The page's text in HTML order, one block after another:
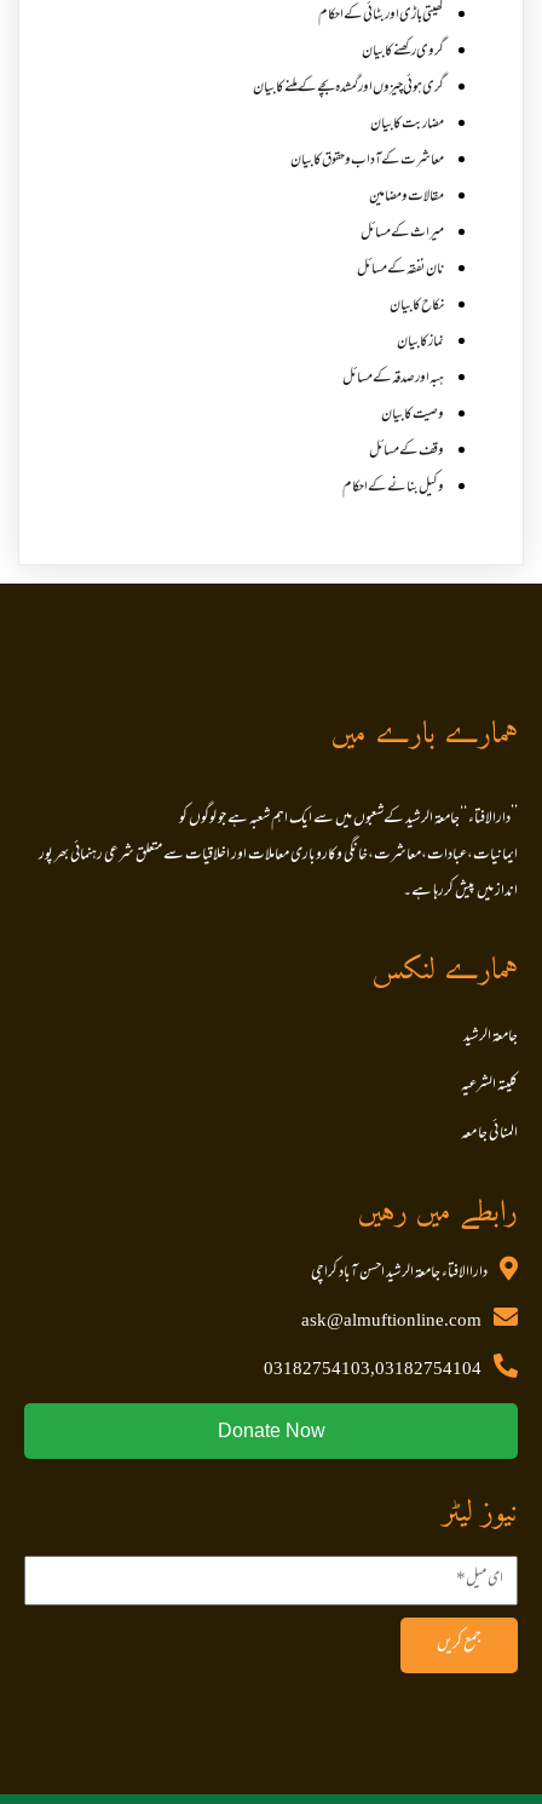
کھیتی باڑی اور بٹائی کے احکام
گروی رکھنے کا بیان
گری ہوئی چیزوں اورگمشدہ بچے کے ملنے کا بیان
مضاربت کا بیان
معاشرت کے آداب و حقوق کا بیان
مقالات ومضامین
میراث کے مسائل
نان نفقہ کے مسائل
نکاح کا بیان
نماز کا بیان
ہبہ اور صدقہ کے مسائل
وصیت کا بیان
وقف کے مسائل
وکیل بنانے کے احکام
ہمارے بارے میں
’’دارالافتاء ‘‘جامعۃ الرشید کےشعبوں میں سے ایک اہم شعبہ ہے جو لوگوں کو
ایمانیات،عبادات،معاشرت،خانگی وکاروباری معاملات اور اخلاقیات سے متعلق شرعی رہنمائی بھر پور
انداز میں پیش کررہا ہے۔
ہمارے لنکس
جامعۃ الرشید
کلیتہ الشرعیہ
المنا ئی جا معہ
رابطے میں رہیں
داراالافتاء جامعۃ الرشید احسن آباد کراچی
ask@almuftionline.com
03182754103,03182754104
Donate Now
نیوز لیٹر
جمع کریں